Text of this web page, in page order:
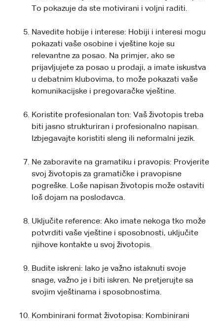
To pokazuje da ste motivirani i voljni raditi.
Navedite hobije i interese: Hobiji i interesi mogu
pokazati vaše osobine i vještine koje su
relevantne za posao. Na primjer, ako se
prijavljujete za posao u prodaji, a imate iskustva
u debatnim klubovima, to može pokazati vaše
komunikacijske i pregovaračke vještine.
Koristite profesionalan ton: Vaš životopis treba
biti jasno strukturiran i profesionalno napisan.
Izbjegavajte koristiti sleng ili neformalni jezik.
Ne zaboravite na gramatiku i pravopis: Provjerite
svoj životopis za gramatičke i pravopisne
pogreške. Loše napisan životopis može ostaviti
loš dojam na poslodavca.
Uključite reference: Ako imate nekoga tko može
potvrditi vaše vještine i sposobnosti, uključite
njihove kontakte u svoj životopis.
Budite iskreni: Iako je važno istaknuti svoje
snage, važno je i biti iskren. Ne pretjerujte sa
svojim vještinama i sposobnostima.
Kombinirani format životopisa: Kombinirani